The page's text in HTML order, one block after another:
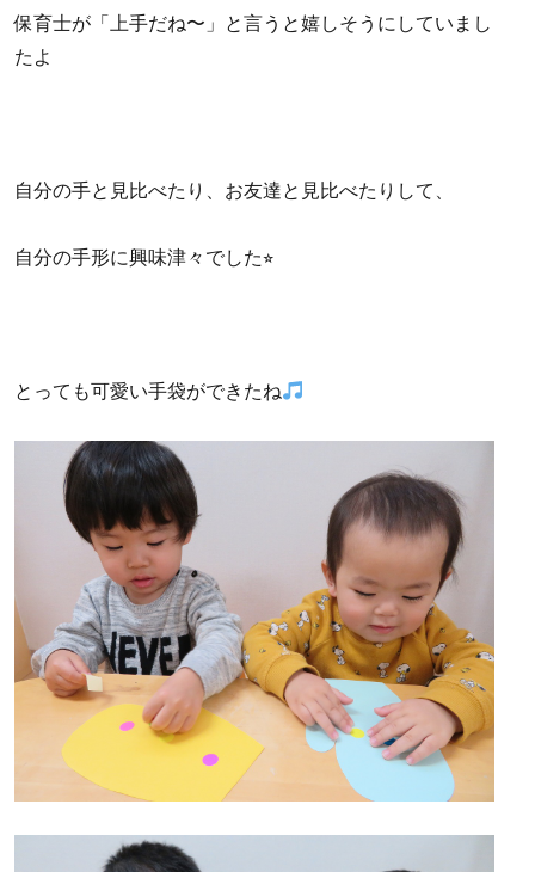
保育士が「上手だね〜」と言うと嬉しそうにしていまし
たよ
自分の手と見比べたり、お友達と見比べたりして、
自分の手形に興味津々でした⭐︎
とっても可愛い手袋ができたね